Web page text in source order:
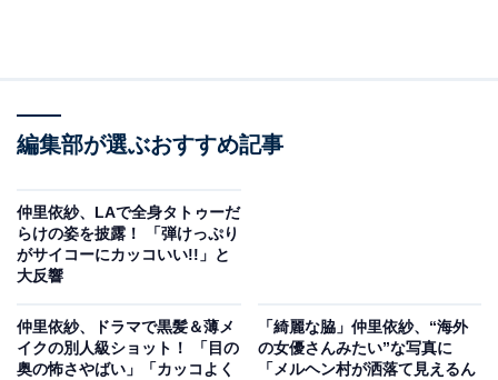
編集部が選ぶおすすめ記事
仲里依紗、LAで全身タトゥーだ
らけの姿を披露！ 「弾けっぷり
がサイコーにカッコいい!!」と
大反響
仲里依紗、ドラマで黒髪＆薄メ
イクの別人級ショット！ 「目の
奥の怖さやばい」「カッコよく
「綺麗な脇」仲里依紗、“海外
の女優さんみたい”な写真に
「メルヘン村が洒落て見えるん